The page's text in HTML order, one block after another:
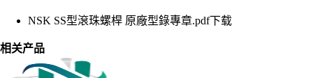
NSK SS型滾珠螺桿 原廠型錄專章.pdf下载
相关产品